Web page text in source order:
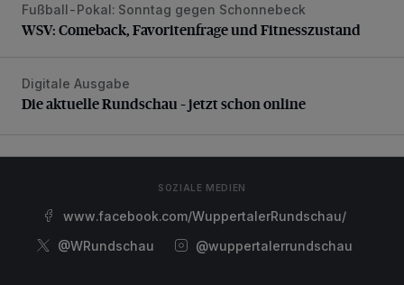
WSV: Comeback, Favoritenfrage und Fitnesszustand
Fußball-Pokal: Sonntag gegen Schonnebeck
WSV: Comeback, Favoritenfrage und Fitnesszustand
Die aktuelle Rundschau – jetzt schon online
Digitale Ausgabe
Die aktuelle Rundschau – jetzt schon online
SOZIALE MEDIEN
www.facebook.com/WuppertalerRundschau/
@WRundschau
@wuppertalerrundschau